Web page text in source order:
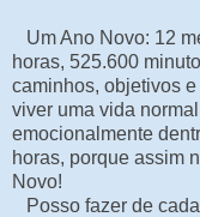
Um Ano Novo: 12
horas, 525.600
caminhos, objetivos
viver uma vida
emocionalmente
horas, porque assim
Novo!
Posso fazer de